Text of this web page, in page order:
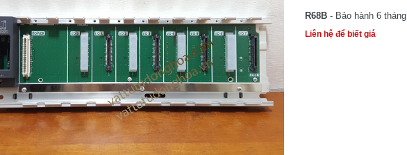
R68B- Bảo hành 6 tháng
Liên hệ để biết giá